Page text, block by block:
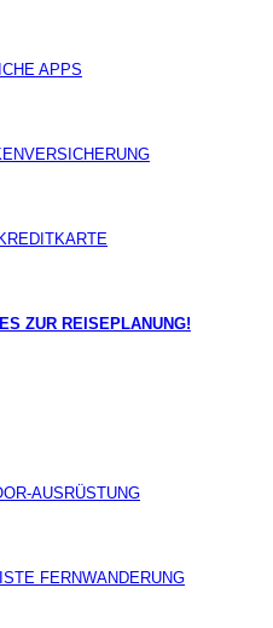
APPS
ZUR REISEPLANUNG!
AUSRÜSTUNG
FERNWANDERUNG